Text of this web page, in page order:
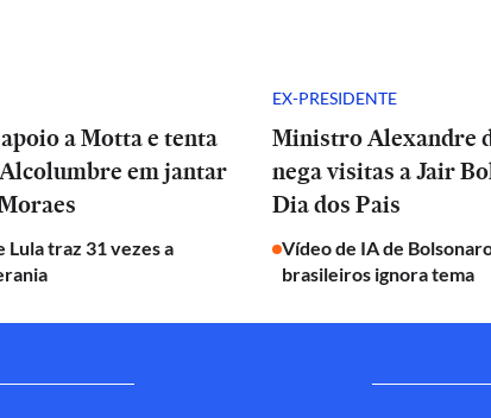
a Motta e tenta
em jantar
Lula traz 31 vezes a
EX-PRESIDENTE
Ministro Alexandre
nega visitas a Jair
Dia dos Pais
Vídeo de IA de
brasileiros ignora tema